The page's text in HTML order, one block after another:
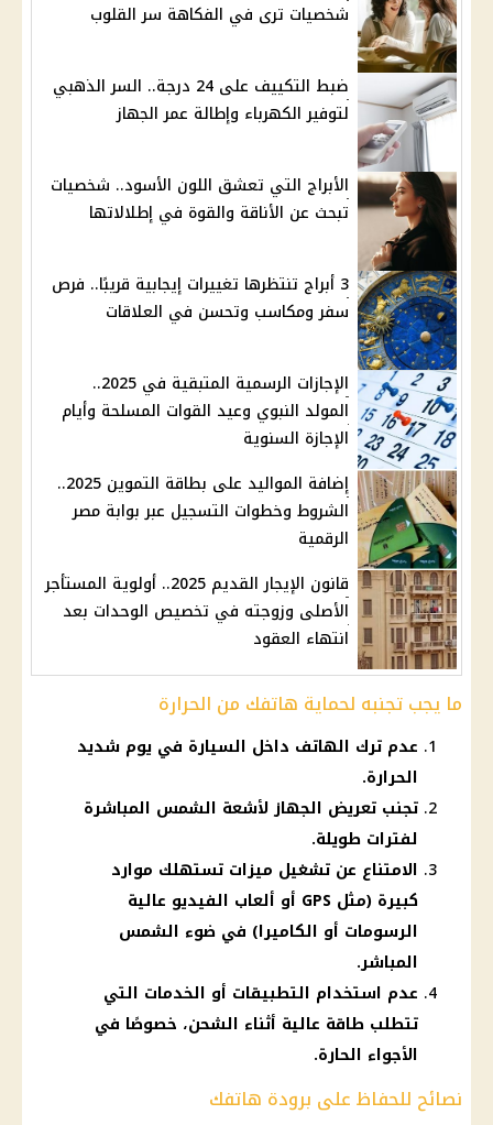
شخصيات ترى في الفكاهة سر القلوب
ضبط التكييف على 24 درجة.. السر الذهبي
لتوفير الكهرباء وإطالة عمر الجهاز
الأبراج التي تعشق اللون الأسود.. شخصيات
تبحث عن الأناقة والقوة في إطلالاتها
3 أبراج تنتظرها تغييرات إيجابية قريبًا.. فرص
سفر ومكاسب وتحسن في العلاقات
الإجازات الرسمية المتبقية في 2025..
المولد النبوي وعيد القوات المسلحة وأيام
الإجازة السنوية
إضافة المواليد على بطاقة التموين 2025..
الشروط وخطوات التسجيل عبر بوابة مصر
الرقمية
قانون الإيجار القديم 2025.. أولوية المستأجر
الأصلى وزوجته في تخصيص الوحدات بعد
انتهاء العقود
ما يجب تجنبه لحماية هاتفك من الحرارة
عدم ترك الهاتف داخل السيارة في يوم شديد
الحرارة.
تجنب تعريض الجهاز لأشعة الشمس المباشرة
لفترات طويلة.
الامتناع عن تشغيل ميزات تستهلك موارد
كبيرة (مثل GPS أو ألعاب الفيديو عالية
الرسومات أو الكاميرا) في ضوء الشمس
المباشر.
عدم استخدام التطبيقات أو الخدمات التي
تتطلب طاقة عالية أثناء الشحن، خصوصًا في
الأجواء الحارة.
نصائح للحفاظ على برودة هاتفك